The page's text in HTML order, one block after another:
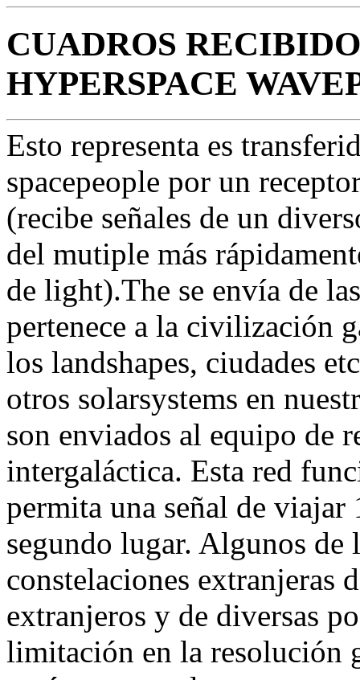
CUADROS
HYPERSPACE
Esto representa es
spacepeople por un
(recibe señales de un
del mutiple más
de light).The se envía de
pertenece a la civilización
los landshapes, ciudades
otros solarsystems en
son enviados al equipo de
intergaláctica. Esta red
permita una señal de viajar
segundo lugar. Algunos de
constelaciones extranjeras
extranjeros y de diversas
limitación en la resolución